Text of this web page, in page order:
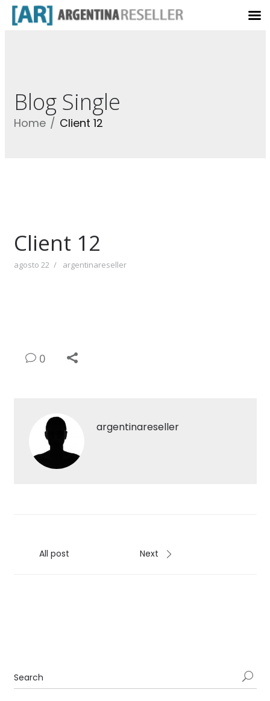
Blog Single
Home Client 12
Client 12
agosto 22 argentinareseller
0
argentinareseller
All post Next